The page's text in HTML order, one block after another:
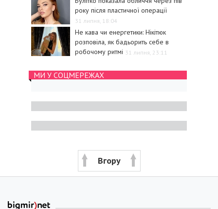
року після пластичної операції
31 липня, 18:04
Не кава чи енергетики: Нікітюк
розповіла, як бадьорить себе в
робочому ритмі 31 липня, 23:11
МИ У СОЦМЕРЕЖАХ
Вгору